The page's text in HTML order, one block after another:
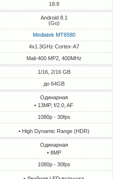
18:9
Android 8.1
(Go)
Mediatek MT6580
4x1.3GHz Cortex-A7
Mali-400 MP2, 400MHz
1/16, 2/16 GB
до 64GB
Одинарная
• 13MP, f/2.0, AF
1080p - 30fps
• High Dynamic Range (HDR)
Одинарная
• 8MP
1080p - 30fps